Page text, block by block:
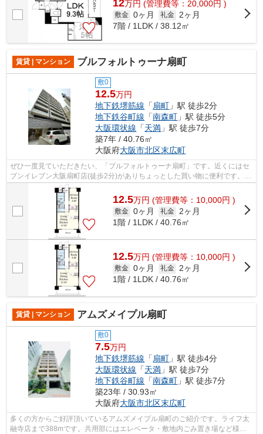
12万円 (管理費等：20,000円 )
敷金 0ヶ月 礼金 2ヶ月
7階 / 1LDK / 38.12㎡
賃貸 | マンション ブルフォルトゥーナ扇町
敷0
12.5万円
地下鉄堺筋線 「扇町 」駅 徒歩2分
地下鉄谷町線 「南森町 」駅 徒歩5分
大阪環状線 「天満 」駅 徒歩7分
築7年 / 40.76㎡
大阪府大阪市北区末広町
ぜひ一度見ていただきたい、「ブルフォルトゥーナ扇町」です。近くにはセ
ブンイレブン大阪扇町店(徒歩2分)がありちょっとした買い物に便利です。外
観タイル張りを採用し、素敵な見た目...
12.5万円 (管理費等：10,000円 )
敷金 0ヶ月 礼金
2ヶ月
1階 / 1LDK / 40.76㎡
12.5万円 (管理費等：10,000円 )
敷金 0ヶ月 礼金
2ヶ月
1階 / 1LDK / 40.76㎡
賃貸 | マンション アムズメイプル扇町
敷0
7.5万円
地下鉄堺筋線 「扇町 」駅 徒歩4分
大阪環状線 「天満 」駅 徒歩7分
地下鉄谷町線 「南森町 」駅 徒歩7分
築23年 / 30.93㎡
大阪府大阪市北区末広町
多くの方からご好評頂いているアムズメイプル扇町のご紹介です。ライフ太
融寺店まで388mです。共用部にはエレベータ・敷地内ごみ置き場など様々